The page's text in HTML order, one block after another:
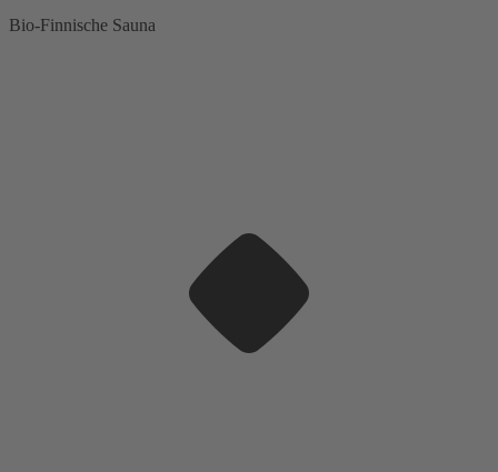
Bio-Finnische Sauna